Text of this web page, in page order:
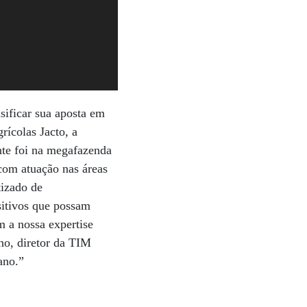
sua aposta em
Jacto, a
foi na megafazenda
atuação nas áreas
de
que possam
a nossa expertise
diretor da TIM